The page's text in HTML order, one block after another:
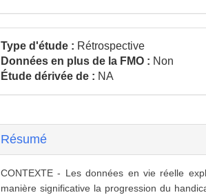
Type d'étude : Rétrospective
Données en plus de la FMO : Non
Étude dérivée de : NA
Résumé
CONTEXTE - Les données en vie réelle
manière significative la progression du